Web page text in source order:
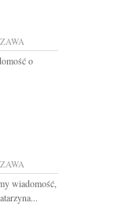
o
wiadomość,